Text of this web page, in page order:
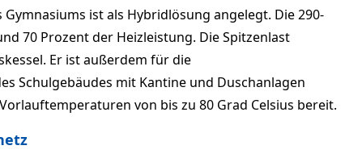
ist als Hybridlösung angelegt. Die 290-
70 Prozent der Heizleistung. Die Spitzen­last
Er ist außerdem für die
Schulgebäudes mit Kan­tine und Duschanlagen
von bis zu 80 Grad Celsius bereit.